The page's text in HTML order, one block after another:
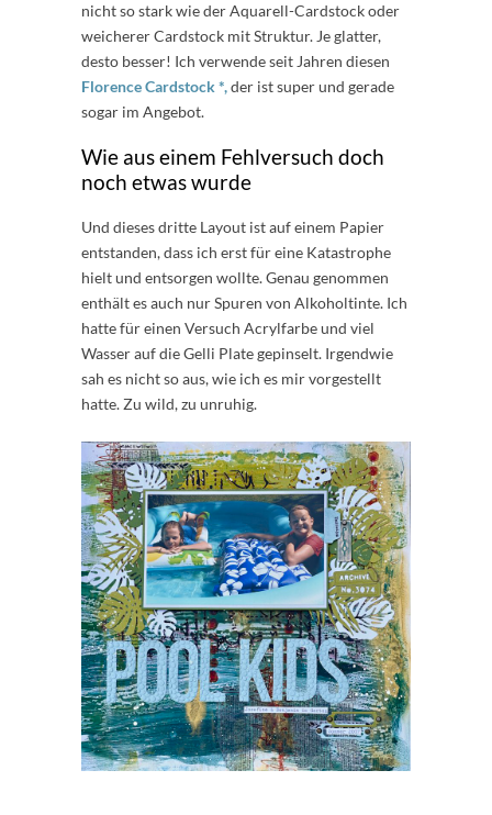
nicht so stark wie der Aquarell-Cardstock oder
weicherer Cardstock mit Struktur. Je glatter,
desto besser! Ich verwende seit Jahren diesen
Florence Cardstock *,der ist super und gerade
sogar im Angebot.
Wie aus einem Fehlversuch doch
noch etwas wurde
Und dieses dritte Layout ist auf einem Papier
entstanden, dass ich erst für eine Katastrophe
hielt und entsorgen wollte. Genau genommen
enthält es auch nur Spuren von Alkoholtinte. Ich
hatte für einen Versuch Acrylfarbe und viel
Wasser auf die Gelli Plate gepinselt. Irgendwie
sah es nicht so aus, wie ich es mir vorgestellt
hatte. Zu wild, zu unruhig.